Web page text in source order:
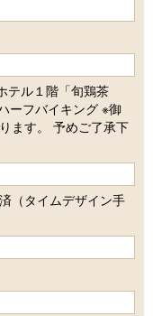
テル１階「旬鶏茶
ーフバイキング ※御
ます。 予めご了承下
（タイムデザイン手